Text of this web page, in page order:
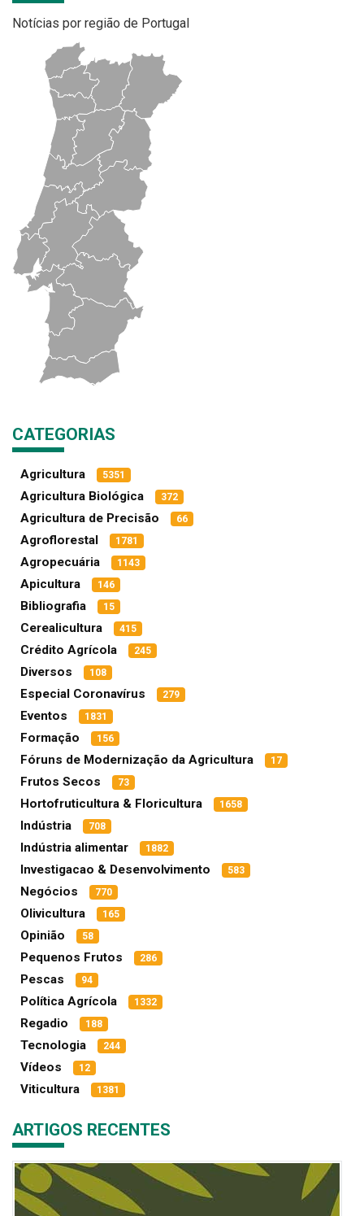
Notícias por região de Portugal
CATEGORIAS
Agricultura 5351
Agricultura Biológica 372
Agricultura de Precisão 66
Agroflorestal 1781
Agropecuária 1143
Apicultura 146
Bibliografia 15
Cerealicultura 415
Crédito Agrícola 245
Diversos 108
Especial Coronavírus 279
Eventos 1831
Formação 156
Fóruns de Modernização da Agricultura 17
Frutos Secos 73
Hortofruticultura & Floricultura 1658
Indústria 708
Indústria alimentar 1882
Investigacao & Desenvolvimento 583
Negócios 770
Olivicultura 165
Opinião 58
Pequenos Frutos 286
Pescas 94
Política Agrícola 1332
Regadio 188
Tecnologia 244
Vídeos 12
Viticultura 1381
ARTIGOS RECENTES